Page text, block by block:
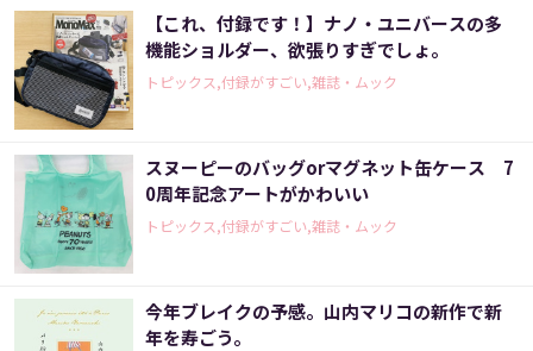
【これ、付録です！】ナノ・ユニバースの多
機能ショルダー、欲張りすぎでしょ。
トピックス,付録がすごい,雑誌・ムック
スヌーピーのバッグorマグネット缶ケース 7
0周年記念アートがかわいい
トピックス,付録がすごい,雑誌・ムック
今年ブレイクの予感。山内マリコの新作で新
年を寿ごう。